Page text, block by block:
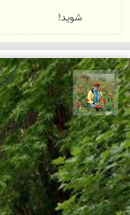
اسفندیار خدایی